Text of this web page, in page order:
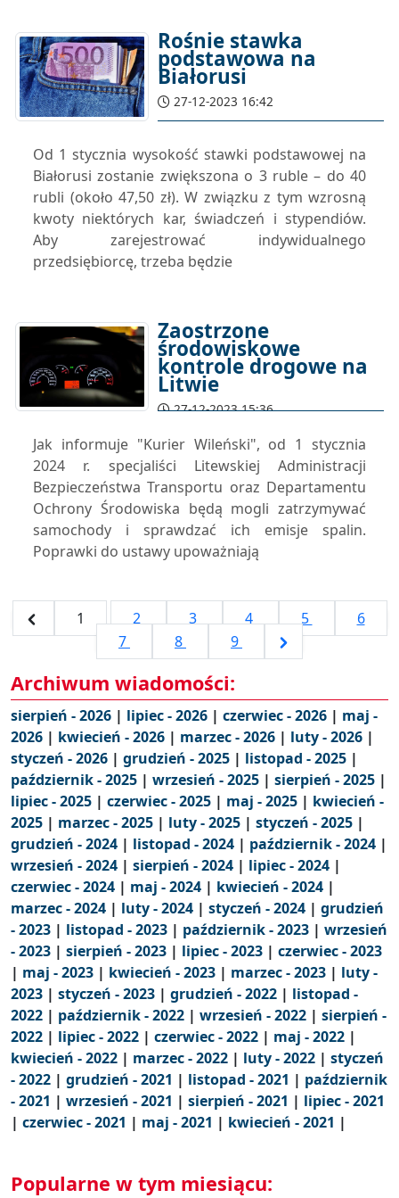
Rośnie stawka
podstawowa na
Białorusi
27-12-2023 16:42
Od 1 stycznia wysokość stawki podstawowej na
Białorusi zostanie zwiększona o 3 ruble – do 40
rubli (około 47,50 zł). W związku z tym wzrosną
kwoty niektórych kar, świadczeń i stypendiów.
Aby zarejestrować indywidualnego
przedsiębiorcę, trzeba będzie
Zaostrzone
środowiskowe
kontrole drogowe na
Litwie
27-12-2023 15:36
Jak informuje "Kurier Wileński", od 1 stycznia
2024 r. specjaliści Litewskiej Administracji
Bezpieczeństwa Transportu oraz Departamentu
Ochrony Środowiska będą mogli zatrzymywać
samochody i sprawdzać ich emisje spalin.
Poprawki do ustawy upoważniają
1 2 3 4 5
6
7
8 9
Archiwum wiadomości:
sierpień - 2026 | lipiec - 2026 | czerwiec - 2026 | maj -
2026 | kwiecień - 2026 | marzec - 2026 | luty - 2026 |
styczeń - 2026 | grudzień - 2025 | listopad - 2025 |
październik - 2025 | wrzesień - 2025 | sierpień - 2025 |
lipiec - 2025 | czerwiec - 2025 | maj - 2025 | kwiecień -
2025 | marzec - 2025 | luty - 2025 | styczeń - 2025 |
grudzień - 2024 | listopad - 2024 | październik - 2024 |
wrzesień - 2024 | sierpień - 2024 | lipiec - 2024 |
czerwiec - 2024 | maj - 2024 | kwiecień - 2024 |
marzec - 2024 | luty - 2024 | styczeń - 2024 | grudzień
- 2023 | listopad - 2023 | październik - 2023 | wrzesień
- 2023 | sierpień - 2023 | lipiec - 2023 | czerwiec - 2023
| maj - 2023 | kwiecień - 2023 | marzec - 2023 | luty -
2023 | styczeń - 2023 | grudzień - 2022 | listopad -
2022 | październik - 2022 | wrzesień - 2022 | sierpień -
2022 | lipiec - 2022 | czerwiec - 2022 | maj - 2022 |
kwiecień - 2022 | marzec - 2022 | luty - 2022 | styczeń
- 2022 | grudzień - 2021 | listopad - 2021 | październik
- 2021 | wrzesień - 2021 | sierpień - 2021 | lipiec - 2021
| czerwiec - 2021 | maj - 2021 | kwiecień - 2021 |
Popularne w tym miesiącu: